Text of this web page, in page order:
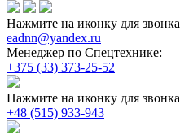
Нажмите на иконку для звонка
eadnn@yandex.ru
Менеджер по Спецтехнике:
+375 (33) 373-25-52
Нажмите на иконку для звонка
+48 (515) 933-943